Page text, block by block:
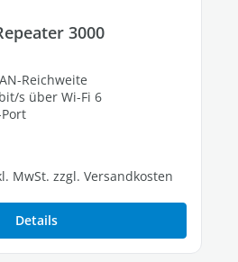
3000
Reichweite
s über Wi-Fi 6
MwSt. zzgl. Versandkosten
Details